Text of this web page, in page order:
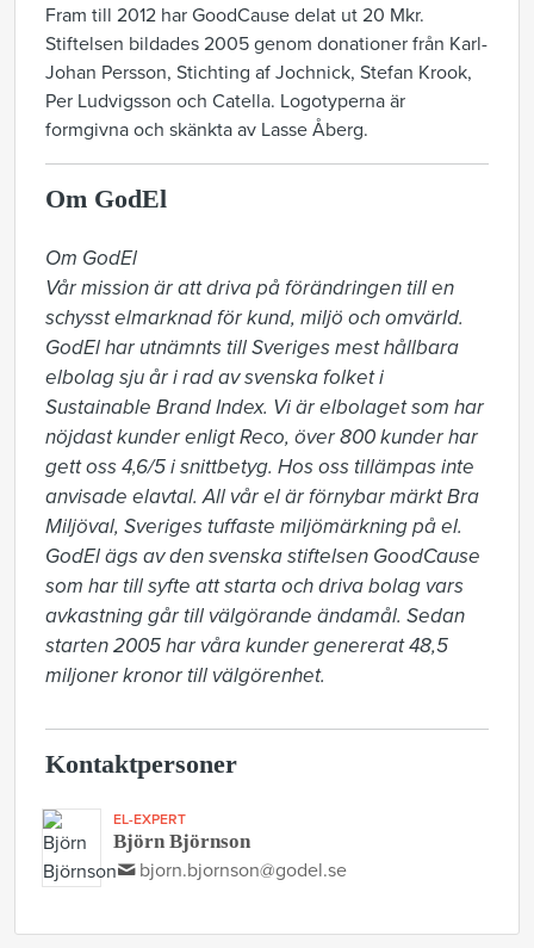
Fram till 2012 har GoodCause delat ut 20 Mkr.
Stiftelsen bildades 2005 genom donationer från Karl-
Johan Persson, Stichting af Jochnick, Stefan Krook,
Per Ludvigsson och Catella. Logotyperna är
formgivna och skänkta av Lasse Åberg.
Om GodEl
Om GodEl
Vår mission är att driva på förändringen till en
schysst elmarknad för kund, miljö och omvärld.
GodEl har utnämnts till Sveriges mest hållbara
elbolag sju år i rad av svenska folket i
Sustainable Brand Index. Vi är elbolaget som har
nöjdast kunder enligt Reco, över 800 kunder har
gett oss 4,6/5 i snittbetyg. Hos oss tillämpas inte
anvisade elavtal. All vår el är förnybar märkt Bra
Miljöval, Sveriges tuffaste miljömärkning på el.
GodEl ägs av den svenska stiftelsen GoodCause
som har till syfte att starta och driva bolag vars
avkastning går till välgörande ändamål. Sedan
starten 2005 har våra kunder genererat 48,5
miljoner kronor till välgörenhet.
Kontaktpersoner
EL-EXPERT
Björn Björnson
bjorn.bjornson@godel.se